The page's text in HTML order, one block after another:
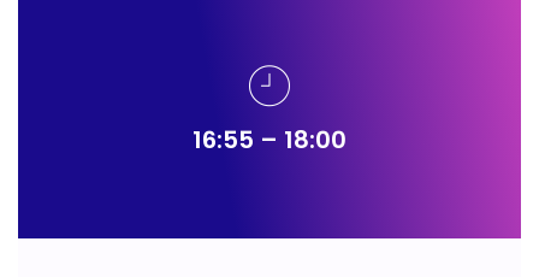
16:55 – 18:00